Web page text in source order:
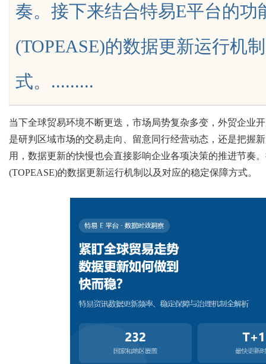
Bo
奏。接下来结合特易E平台的
(TOPEASE)的数据更新运行机
式。.........
当下全球贸易环境不断更迭，市场局势复杂多变，外贸企业
是研判区域市场的交易走向、留意同行经营动态，还是把握
用，数据更新的快慢也会直接影响企业各项决策的推进节奏
(TOPEASE)的数据更新运行机制以及对应的稳定保障方式。